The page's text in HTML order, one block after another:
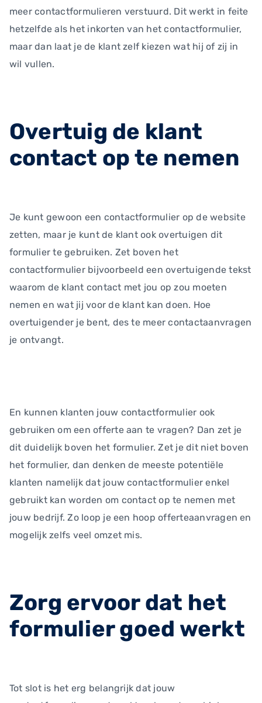
meer contactformulieren verstuurd. Dit werkt in feite
hetzelfde als het inkorten van het contactformulier,
maar dan laat je de klant zelf kiezen wat hij of zij in
wil vullen.
Overtuig de klant
contact op te nemen
Je kunt gewoon een contactformulier op de website
zetten, maar je kunt de klant ook overtuigen dit
formulier te gebruiken. Zet boven het
contactformulier bijvoorbeeld een overtuigende tekst
waarom de klant contact met jou op zou moeten
nemen en wat jij voor de klant kan doen. Hoe
overtuigender je bent, des te meer contactaanvragen
je ontvangt.
En kunnen klanten jouw contactformulier ook
gebruiken om een offerte aan te vragen? Dan zet je
dit duidelijk boven het formulier. Zet je dit niet boven
het formulier, dan denken de meeste potentiële
klanten namelijk dat jouw contactformulier enkel
gebruikt kan worden om contact op te nemen met
jouw bedrijf. Zo loop je een hoop offerteaanvragen en
mogelijk zelfs veel omzet mis.
Zorg ervoor dat het
formulier goed werkt
Tot slot is het erg belangrijk dat jouw